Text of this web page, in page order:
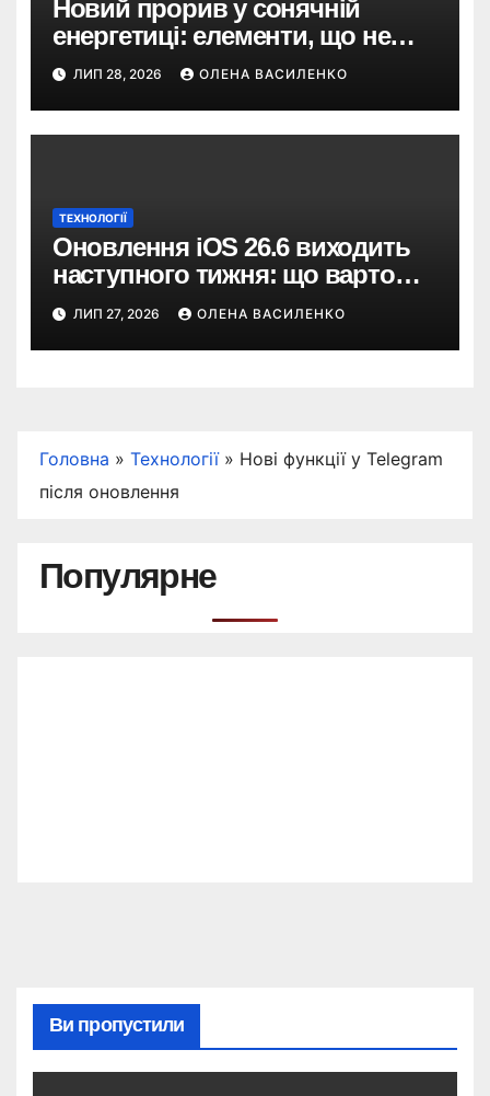
Новий прорив у сонячній
енергетиці: елементи, що не
бояться тіні, зберігають 97%
ефективності
ЛИП 28, 2026 ОЛЕНА ВАСИЛЕНКО
ТЕХНОЛОГІЇ
Оновлення iOS 26.6 виходить
наступного тижня: що варто
знати про «невидиму»
підготовку до iOS 27
ЛИП 27, 2026 ОЛЕНА ВАСИЛЕНКО
Головна » Технології» Нові функції у Telegram
після оновлення
Популярне
Ви пропустили